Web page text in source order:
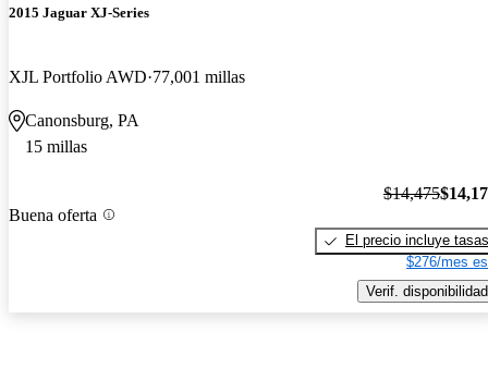
2015 Jaguar XJ-Series
XJL Portfolio AWD 77,001 millas
Canonsburg, PA
15 millas
Buena oferta
$14,475
El precio incluye tasas
$276/mes
Verif. disponibilidad